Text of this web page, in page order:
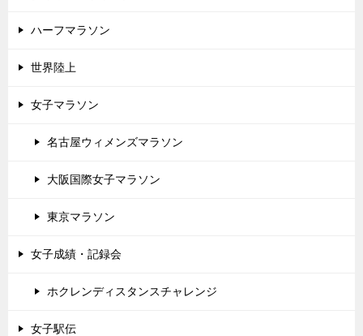
ハーフマラソン
世界陸上
女子マラソン
名古屋ウィメンズマラソン
大阪国際女子マラソン
東京マラソン
女子成績・記録会
ホクレンディスタンスチャレンジ
女子駅伝